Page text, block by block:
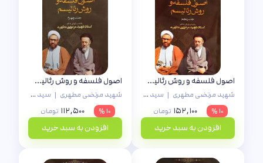
اصول فلسفه و روش رئالیسم (جلد 5)
شهید مرتضی مطهری | سید محمدحسین طباطبایی
۱۰ %
۱۵۲,۱۰۰ تومان
افزودن به سبد خرید
اصول فلسفه و روش رئالیسم (جلد 4)
شهید مرتضی مطهری | سید محمدحسین طباطبایی
۱۰ %
۱۱۲,۵۰۰ تومان
افزودن به سبد خرید